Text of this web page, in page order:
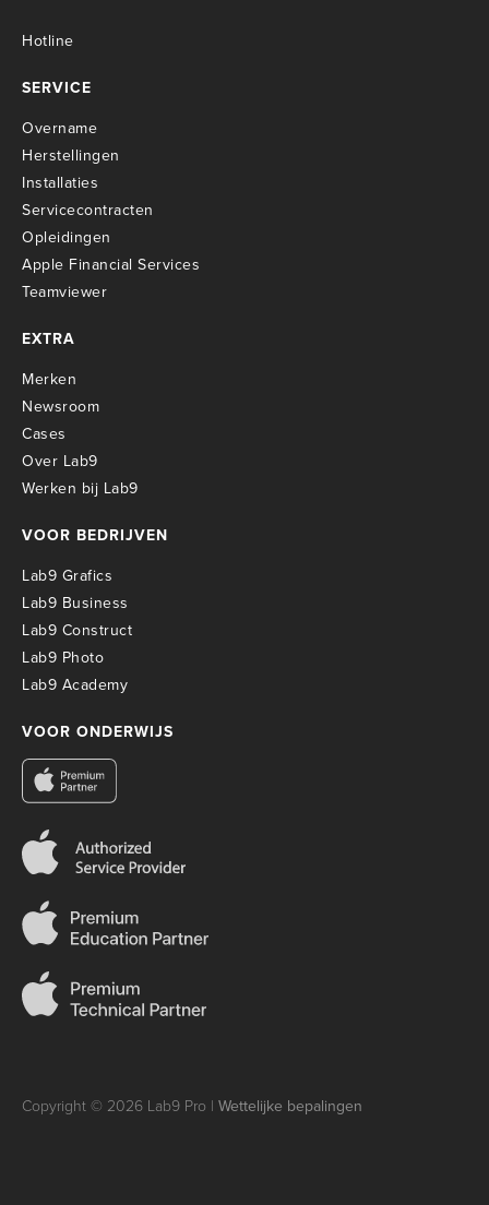
Hotline
SERVICE
Overname
Herstellingen
Installaties
Servicecontracten
Opleidingen
Apple Financial Services
Teamviewer
EXTRA
Merken
Newsroom
Cases
Over Lab9
Werken bij Lab9
VOOR BEDRIJVEN
Lab9 Grafics
Lab9 Business
Lab9 Construct
Lab9 Photo
Lab9 Academy
VOOR ONDERWIJS
Copyright © 2026 Lab9 Pro | Wettelijke bepalingen